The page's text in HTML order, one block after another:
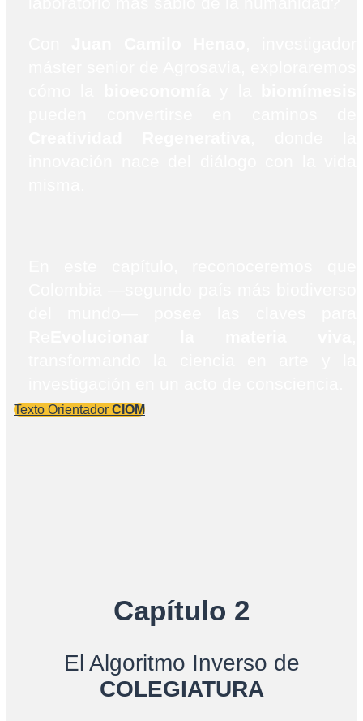
Texto Orientador CIOM
Capítulo 2
El Algoritmo Inverso de
COLEGIATURA